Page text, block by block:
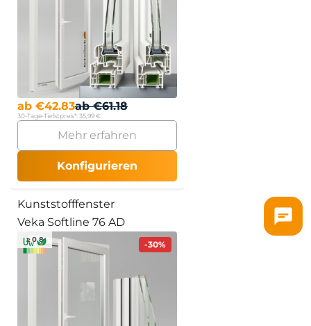
ab €42.83ab€61.18
30-Tage-Tiefstpreis*: 35,99 €
Mehr erfahren
Konfigurieren
Kunststofffenster
Veka Softline 76 AD
-30%
≥ 0.8